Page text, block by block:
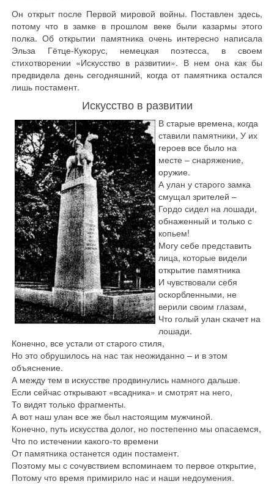
Он открыт после Первой мировой войны. Поставлен здесь,
потому что в замке в прошлом веке были казармы этого
полка. Об открытии памятника очень интересно написала
Эльза Гётце-Кукорус, немецкая поэтесса, в своем
стихотворении «Искусство в развитии». В нем она как бы
предвидела день сегодняшний, когда от памятника остался
лишь постамент.
Искусство в развитии
В старые времена, когда
ставили памятники, У их
героев все было на
месте – снаряжение,
оружие.
А улан у старого замка
смущал зрителей –
Гордо сидел на лошади,
обнаженный и только с
копьем!
Могу себе представить
лица, которые видели
открытие памятника
И чувствовали себя
оскорбленными, не
верили своим глазам,
Что голый улан скачет на
лошади.
Конечно, все устали от старого стиля,
Но это обрушилось на нас так неожиданно – и в этом
объяснение.
А между тем в искусстве продвинулись намного дальше.
Если сейчас открывают «всадника» и смотрят на него,
То видят только фрагменты.
А вот наш улан все же был настоящим мужчиной.
Конечно, путь искусства долог, но постепенно мы опасаемся,
Что по истечении какого-то времени
От памятника останется один постамент.
Поэтому мы с сочувствием вспоминаем то первое открытие,
Потому что время примирило нас и наши недоумения.